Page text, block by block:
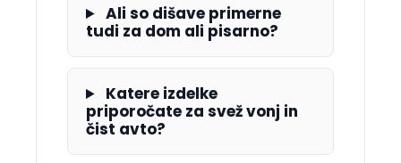
Ali so dišave primerne
tudi za dom ali pisarno?
Katere izdelke
priporočate za svež vonj in
čist avto?